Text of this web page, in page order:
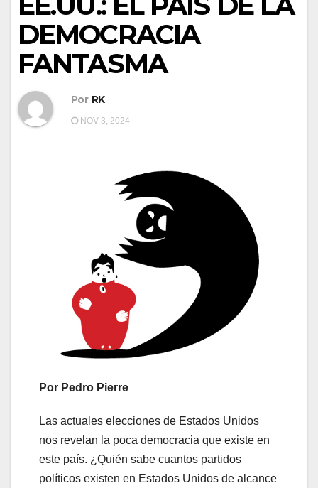
DEMOCRACIA
FANTASMA
Por RK
NOV 3, 2024
Por Pedro Pierre
Las actuales elecciones de Estados Unidos
nos revelan la poca democracia que existe en
este país. ¿Quién sabe cuantos partidos
políticos existen en Estados Unidos de alcance